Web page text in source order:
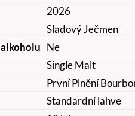
2026
Sladový Ječmen
Ne
Single Malt
První Plnění
Standardní lahve